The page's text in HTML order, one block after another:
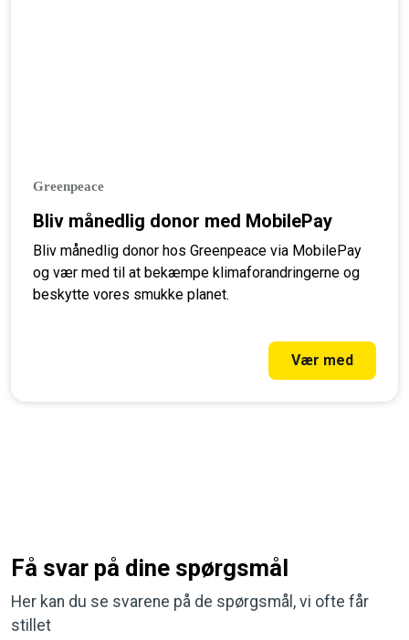
Greenpeace
Bliv månedlig donor med MobilePay
Bliv månedlig donor hos Greenpeace via MobilePay
og vær med til at bekæmpe klimaforandringerne og
beskytte vores smukke planet.
Vær med
Få svar på dine spørgsmål
Her kan du se svarene på de spørgsmål, vi ofte får
stillet